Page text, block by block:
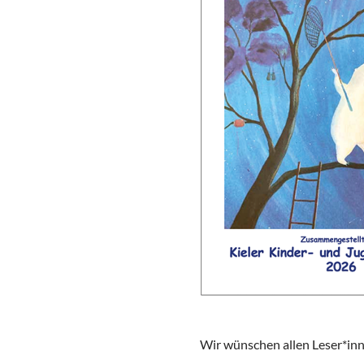
Wir wünschen allen